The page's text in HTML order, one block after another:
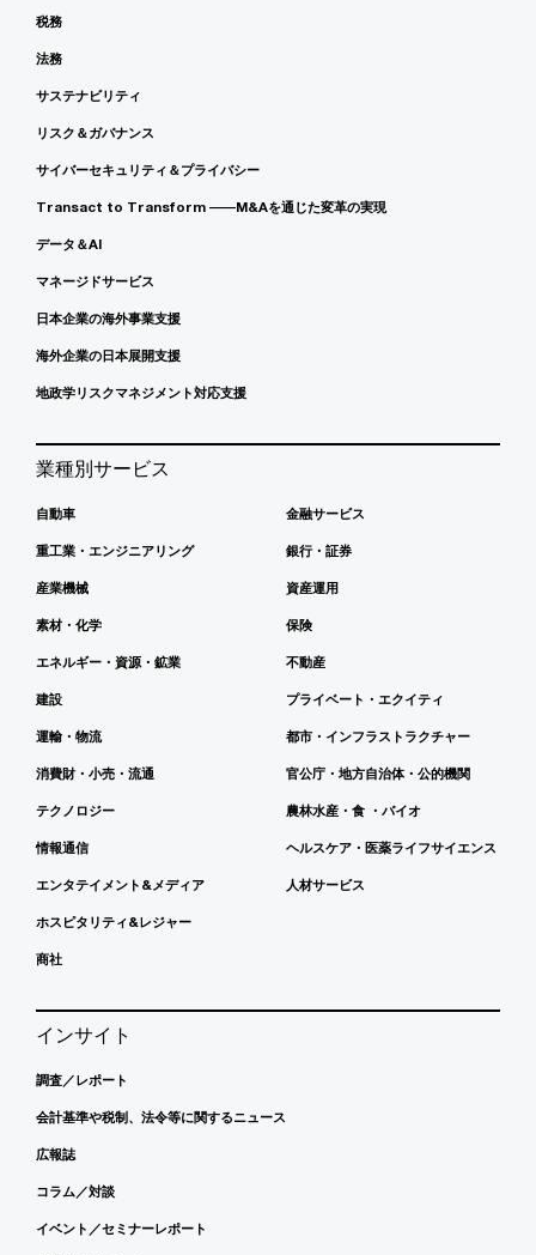
税務
法務
サステナビリティ
リスク＆ガバナンス
サイバーセキュリティ＆プライバシー
Transact to Transform ――M&Aを通じた変革の実現
データ＆AI
マネージドサービス
日本企業の海外事業支援
海外企業の日本展開支援
地政学リスクマネジメント対応支援
業種別サービス
自動車
重工業・エンジニアリング
産業機械
素材・化学
エネルギー・資源・鉱業
建設
運輸・物流
消費財・小売・流通
テクノロジー
情報通信
エンタテイメント&メディア
ホスピタリティ&レジャー
商社
金融サービス
銀行・証券
資産運用
保険
不動産
プライベート・エクイティ
都市・インフラストラクチャー
官公庁・地方自治体・公的機関
農林水産・食 ・バイオ
ヘルスケア・医薬ライフサイエンス
人材サービス
インサイト
調査／レポート
会計基準や税制、法令等に関するニュース
広報誌
コラム／対談
イベント／セミナーレポート